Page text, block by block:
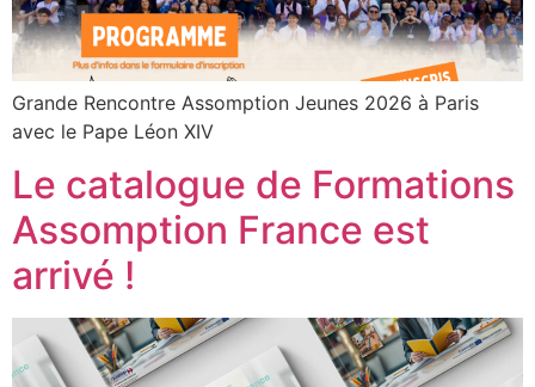
Grande Rencontre Assomption Jeunes 2026 à Paris
avec le Pape Léon XIV
Le catalogue de Formations
Assomption France est
arrivé !